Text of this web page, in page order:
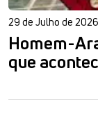
29 de Julho de
Homem-
que